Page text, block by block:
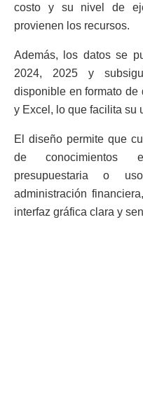
costo y su nivel de
provienen los recursos.
Además, los datos se
2024, 2025 y
disponible en formato de
y Excel, lo que facilita su
El diseño permite que
de conocimientos
presupuestaria o
administración
interfaz gráfica clara y